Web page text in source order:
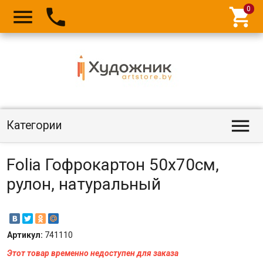
  
Категории 
Folia Гофрокартон 50х70см,
рулон, натуральный
Артикул: 741110
Этот товар временно недоступен для заказа